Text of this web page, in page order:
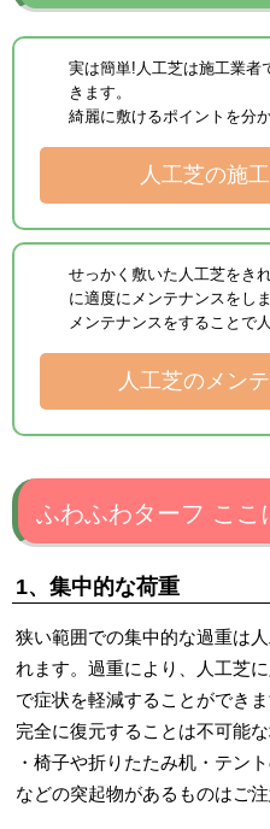
実は簡単!人工芝は施工業者
きます。
綺麗に敷けるポイントを分
人工芝の施
せっかく敷いた人工芝をき
に適度にメンテナンスをし
メンテナンスをすることで
人工芝のメン
ふわふわターフ ここ
1、集中的な荷重
狭い範囲での集中的な過重は
れます。過重により、人工芝
で症状を軽減することができ
完全に復元することは不可能
・椅子や折りたたみ机・テン
などの突起物があるものはご注